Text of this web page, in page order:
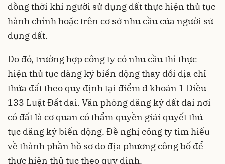
đồng thời khi người sử dụng đất thực hiện thủ tục
hành chính hoặc trên cơ sở nhu cầu của người sử
dụng đất.
Do đó, trường hợp công ty có nhu cầu thì thực
hiện thủ tục đăng ký biến động thay đổi địa chỉ
thửa đất theo quy định tại điểm d khoản 1 Điều
133 Luật Đất đai. Văn phòng đăng ký đất đai nơi
có đất là cơ quan có thẩm quyền giải quyết thủ
tục đăng ký biến động. Đề nghị công ty tìm hiểu
về thành phần hồ sơ do địa phương công bố để
thực hiện thủ tục theo quy định.